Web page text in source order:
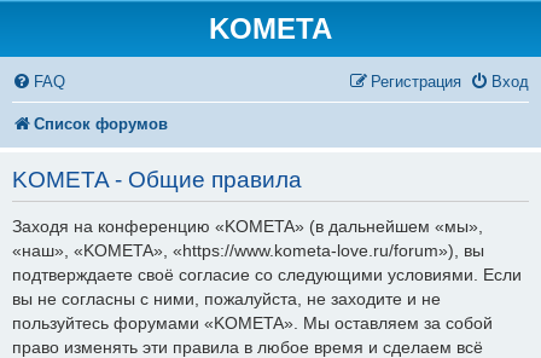
KOMETA
FAQ Вход
Регистрация
Список форумов
KOMETA - Общие правила
Заходя на конференцию «KOMETA» (в дальнейшем «мы»,
«наш», «KOMETA», «https://www.kometa-love.ru/forum»), вы
подтверждаете своё согласие со следующими условиями. Если
вы не согласны с ними, пожалуйста, не заходите и не
пользуйтесь форумами «KOMETA». Мы оставляем за собой
право изменять эти правила в любое время и сделаем всё